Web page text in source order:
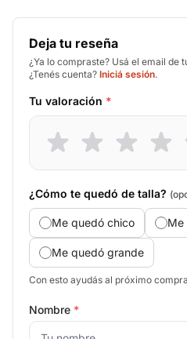
Deja tu reseña
¿Ya lo compraste? Usá el email de
¿Tenés cuenta? Iniciá sesión.
Tu valoración *
¿Cómo te quedó de talla?
Me quedó chico Me
Me quedó grande
Con esto ayudás al próximo
Nombre *